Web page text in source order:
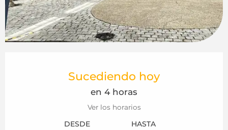
Sucediendo hoy
en 4 horas
Ver los horarios
DESDE HASTA